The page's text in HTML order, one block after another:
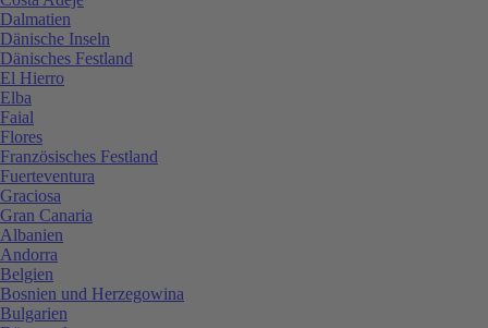
Dalmatien
Dänische Inseln
Dänisches Festland
El Hierro
Elba
Faial
Flores
Französisches Festland
Fuerteventura
Graciosa
Gran Canaria
Albanien
Andorra
Belgien
Bosnien und Herzegowina
Bulgarien